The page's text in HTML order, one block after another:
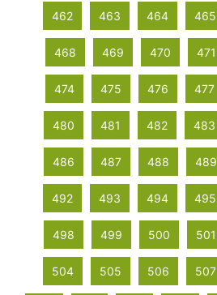
462 463 464 465
468 469 470 471
474 475 476 477
480 481 482 483
486 487 488 489
492 493 494 495
498 499 500 501
504 505 506 507